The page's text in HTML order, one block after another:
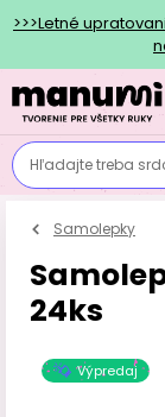
>>>Letné
Hľadajte treba
Samolepky
24ks
Výpredaj